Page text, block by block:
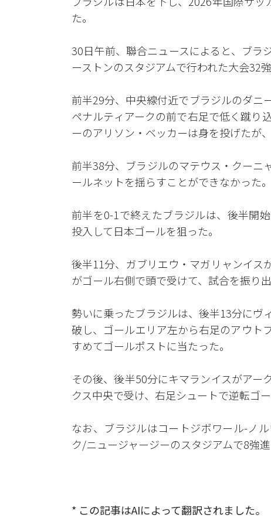
た。
30日午前、聯合ニュースによると、ブラ
ーストンのスタジアムで行われた大会32
前半29分、中央線付近でブラジルのダニ
ペナルティアークの前で右足で低く蹴り
ーのアリソン・ベッカーは身を投げたが
前半38分、ブラジルのマテウス・クーニ
ールネットを揺らすことができなかった。
前半を0-1で終えたブラジルは、後半開
投入して日本ゴールを狙った。
後半11分、ガブリエウ・マガリャンイス
がゴール右側で頭で受けて、試合を振り出
勢いに乗ったブラジルは、後半13分にヴ
破し、ゴールエリア左から右足のアウト
すめてゴールポストに当たった。
その後、後半50分にキマランイスがアー
クス中央で受け、右足シュートで逆転ゴー
なお、ブラジルはコートジボワール-ノ
ク/ニュージャージーのスタジアムで8強進
* この記事はAIによって翻訳されました。